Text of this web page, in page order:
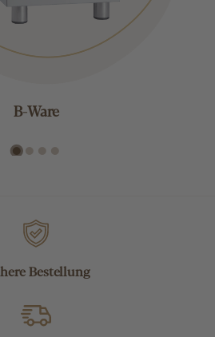
B-Ware
Bestellung